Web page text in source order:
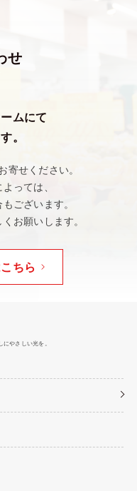
せ
ムにて
。
寄せください。
っては、
ございます。
お願いします。
ちら
にやさしい光を。